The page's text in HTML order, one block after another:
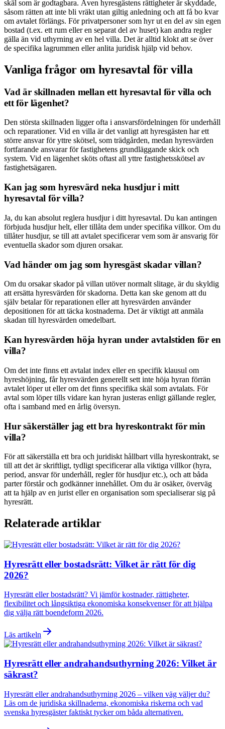
skäl som är godtagbara. Även hyresgästens rättigheter är skyddade,
såsom rätten att inte bli vräkt utan giltig anledning och att få bo kvar
om avtalet förlängs. För privatpersoner som hyr ut en del av sin egen
bostad (t.ex. ett rum eller en separat del av huset) kan andra regler
gälla än vid uthyrning av en hel villa. Det är alltid klokt att se över
de specifika lagrummen eller anlita juridisk hjälp vid behov.
Vanliga frågor om hyresavtal för villa
Vad är skillnaden mellan ett hyresavtal för villa och
ett för lägenhet?
Den största skillnaden ligger ofta i ansvarsfördelningen för underhåll
och reparationer. Vid en villa är det vanligt att hyresgästen har ett
större ansvar för yttre skötsel, som trädgården, medan hyresvärden
fortfarande ansvarar för fastighetens grundläggande skick och
system. Vid en lägenhet sköts oftast all yttre fastighetsskötsel av
fastighetsägaren.
Kan jag som hyresvärd neka husdjur i mitt
hyresavtal för villa?
Ja, du kan absolut reglera husdjur i ditt hyresavtal. Du kan antingen
förbjuda husdjur helt, eller tillåta dem under specifika villkor. Om du
tillåter husdjur, se till att avtalet specificerar vem som är ansvarig för
eventuella skador som djuren orsakar.
Vad händer om jag som hyresgäst skadar villan?
Om du orsakar skador på villan utöver normalt slitage, är du skyldig
att ersätta hyresvärden för skadorna. Detta kan ske genom att du
själv betalar för reparationen eller att hyresvärden använder
depositionen för att täcka kostnaderna. Det är viktigt att anmäla
skadan till hyresvärden omedelbart.
Kan hyresvärden höja hyran under avtalstiden för en
villa?
Om det inte finns ett avtalat index eller en specifik klausul om
hyreshöjning, får hyresvärden generellt sett inte höja hyran förrän
avtalet löper ut eller om det finns specifika skäl som avtalats. För
avtal som löper tills vidare kan hyran justeras enligt gällande regler,
ofta i samband med en årlig översyn.
Hur säkerställer jag ett bra hyreskontrakt för min
villa?
För att säkerställa ett bra och juridiskt hållbart villa hyreskontrakt, se
till att det är skriftligt, tydligt specificerar alla viktiga villkor (hyra,
period, ansvar för underhåll, regler för husdjur etc.), och att båda
parter förstår och godkänner innehållet. Om du är osäker, överväg
att ta hjälp av en jurist eller en organisation som specialiserar sig på
hyresrätt.
Relaterade artiklar
Hyresrätt eller bostadsrätt: Vilket är rätt för dig
2026?
Hyresrätt eller bostadsrätt? Vi jämför kostnader, rättigheter,
flexibilitet och långsiktiga ekonomiska konsekvenser för att hjälpa
dig välja rätt boendeform 2026.
Läs artikeln
Hyresrätt eller andrahandsuthyrning 2026: Vilket är
säkrast?
Hyresrätt eller andrahandsuthyrning 2026 – vilken väg väljer du?
Läs om de juridiska skillnaderna, ekonomiska riskerna och vad
svenska hyresgäster faktiskt tycker om båda alternativen.